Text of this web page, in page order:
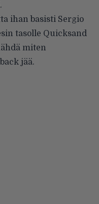
ihan basisti Sergio
tasolle Quicksand
miten
jää.